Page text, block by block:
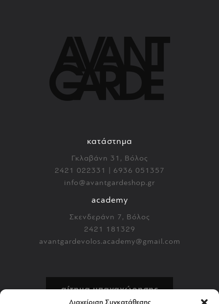
Διαχείριση Συγκατάθεσης
κατάστημα
Γκλαβάνη 31, Βόλος
2421 022331 | 6936 051357
info@avantgardeshop.gr
academy
Σκενδεράνη 7, Βόλος
2421 181329
avantgardevolos.academy@gmail.com
αίτημα υπαναχώρησης